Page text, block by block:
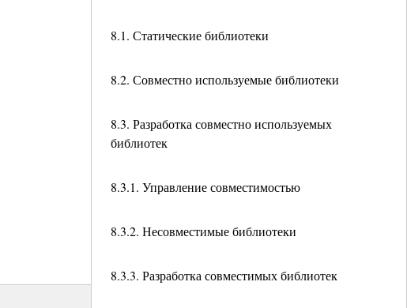
8.1. Статические библиотеки
8.2. Совместно используемые библиотеки
8.3. Разработка совместно используемых
библиотек
8.3.1. Управление совместимостью
8.3.2. Несовместимые библиотеки
8.3.3. Разработка совместимых библиотек